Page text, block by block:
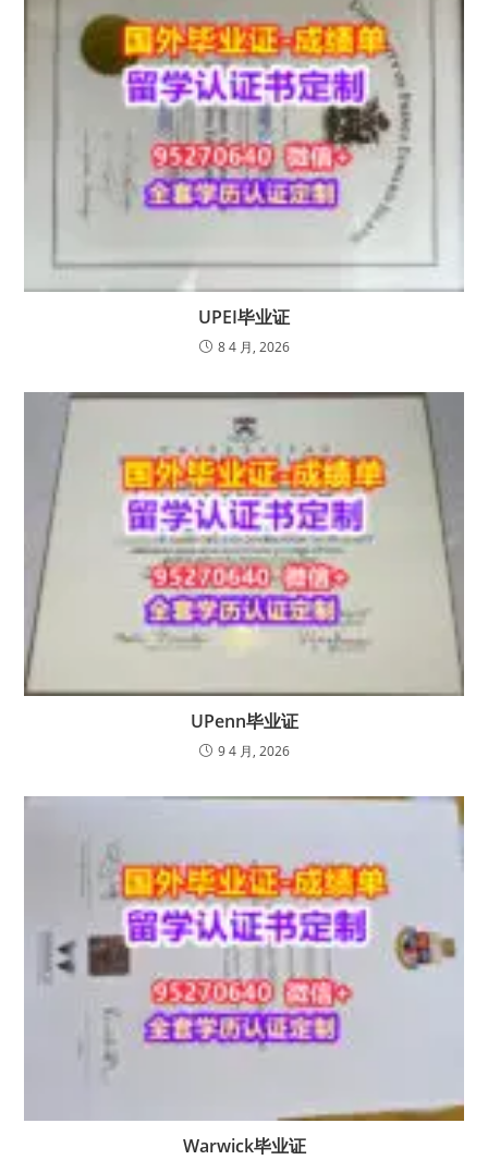
UPEI毕业证
8 4 月, 2026
UPenn毕业证
9 4 月, 2026
Warwick毕业证